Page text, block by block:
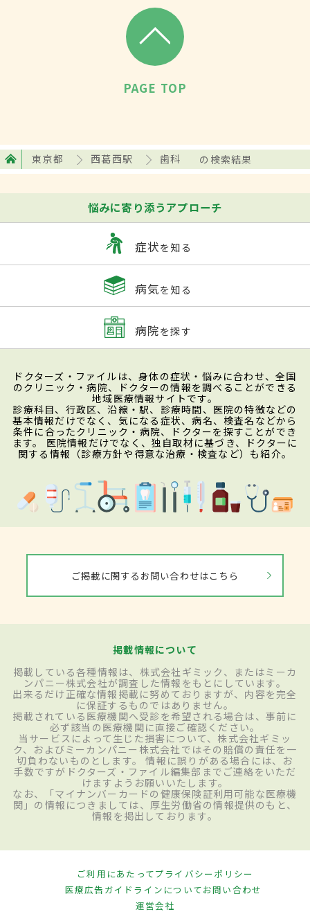
PAGE TOP
東京都 西葛西駅 歯科 の検索結果
悩みに寄り添うアプローチ
症状を知る
病気を知る
病院を探す
ドクターズ・ファイルは、身体の症状・悩みに合わせ、全国
のクリニック・病院、ドクターの情報を調べることができる
地域医療情報サイトです。
診療科目、行政区、沿線・駅、診療時間、医院の特徴などの
基本情報だけでなく、気になる症状、病名、検査名などから
条件に合ったクリニック・病院、ドクターを探すことができ
ます。 医院情報だけでなく、独自取材に基づき、ドクターに
関する情報（診療方針や得意な治療・検査など）も紹介。
ご掲載に関するお問い合わせはこちら
掲載情報について
掲載している各種情報は、株式会社ギミック、またはミーカ
ンパニー株式会社が調査した情報をもとにしています。
出来るだけ正確な情報掲載に努めておりますが、内容を完全
に保証するものではありません。
掲載されている医療機関へ受診を希望される場合は、事前に
必ず該当の医療機関に直接ご確認ください。
当サービスによって生じた損害について、株式会社ギミッ
ク、およびミーカンパニー株式会社ではその賠償の責任を一
切負わないものとします。 情報に誤りがある場合には、お
手数ですがドクターズ・ファイル編集部までご連絡をいただ
けますようお願いいたします。
なお、「マイナンバーカードの健康保険証利用可能な医療機
関」の情報につきましては、厚生労働省の情報提供のもと、
情報を掲出しております。
ご利用にあたってプライバシーポリシー
医療広告ガイドラインについてお問い合わせ
運営会社